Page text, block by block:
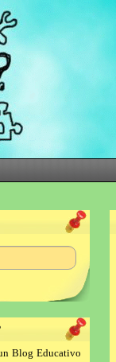
Blog Educativo